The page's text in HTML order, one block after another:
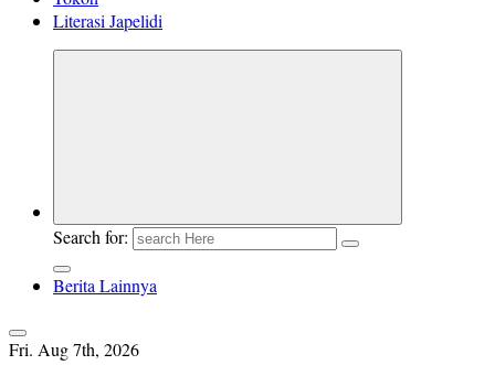
Literasi Japelidi
Search for:
Berita Lainnya
Fri. Aug 7th, 2026